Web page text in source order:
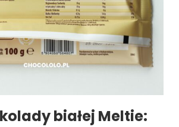
białej Meltie: